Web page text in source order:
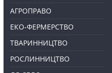
АГРОПРАВО
ЕКО-ФЕРМЕРСТВО
ТВАРИННИЦТВО
РОСЛИННИЦТВО